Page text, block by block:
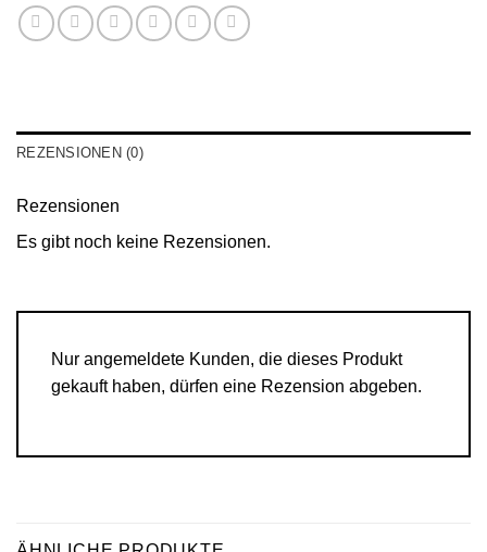
REZENSIONEN (0)
Rezensionen
Es gibt noch keine Rezensionen.
Nur angemeldete Kunden, die dieses Produkt
gekauft haben, dürfen eine Rezension abgeben.